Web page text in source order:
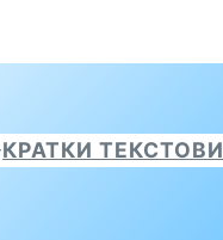
КРАТКИ ТЕКСТОВИ